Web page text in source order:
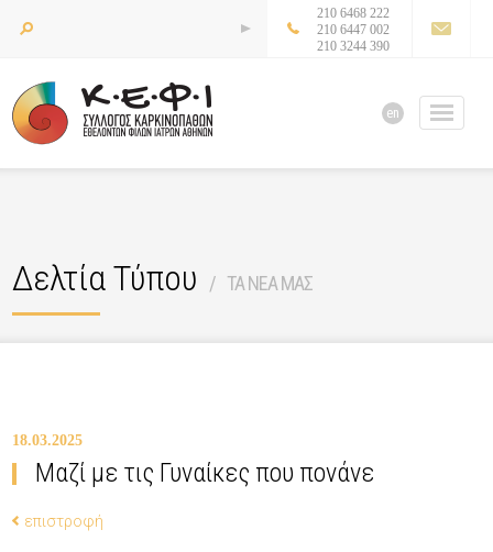
210 6468 222
210 6447 002
210 3244 390
en
Δελτία Τύπου ΤΑ ΝΕΑ ΜΑΣ
18.03.2025
Μαζί με τις Γυναίκες που πονάνε
επιστροφή